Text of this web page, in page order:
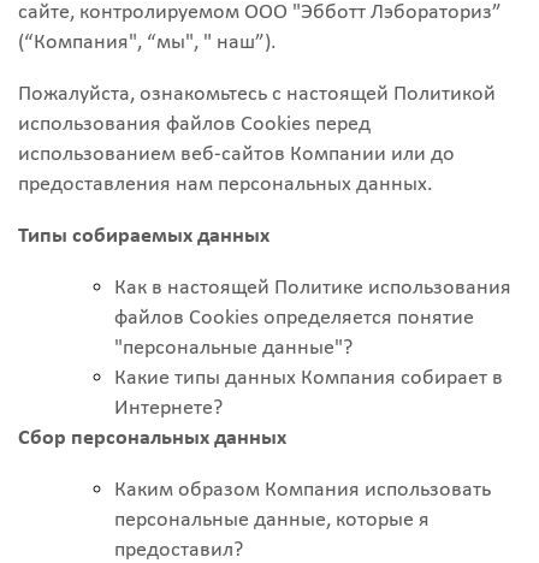
сайте, контролируемом ООО "Эбботт Лэбораториз”
(“Компания", “мы", " наш”).
Пожалуйста, ознакомьтесь с настоящей Политикой
использования файлов Cookies перед
использованием веб-сайтов Компании или до
предоставления нам персональных данных.
Типы собираемых данных
Как в настоящей Политике использования
файлов Cookies определяется понятие
"персональные данные"?
Какие типы данных Компания собирает в
Интернете?
Сбор персональных данных
Каким образом Компания использовать
персональные данные, которые я
предоставил?